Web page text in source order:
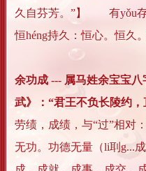
久自芬芳。”】 有yǒu存
恒héng持久：恒心。恒久
余功成 --- 属马姓余宝宝八
武》：“君王不负长陵约
劳绩，成绩，与“过”相对
无功。功德无量（li刵g...